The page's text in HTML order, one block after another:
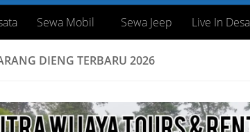
Sewa Mobil Sewa Jeep Live In Desa
DIENG TERBARU 2026